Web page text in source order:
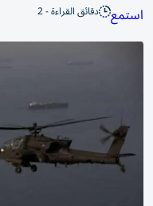
استمع دقائق القراءة - 2